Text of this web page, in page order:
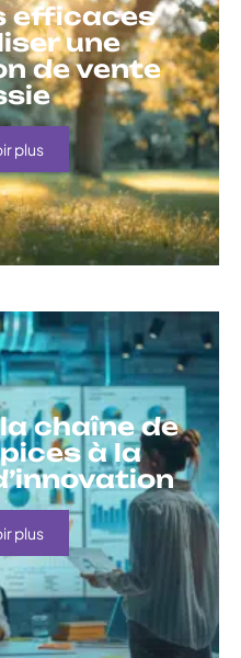
efficaces
une
de vente
plus
chaîne de
à la
plus